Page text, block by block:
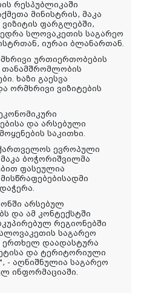
რესპუბლიკაში
მინისტრის, მაკა
ფარგლებში,
სლოვაკეთის საგარეო
იურაი ბლანართან.
ურთიერთობების
თანამშრომლობის
ხაზი გაესვა
ორმხრივი ვიზიტების
და არსებული
საკითხი.
ევროპული
მაკა ბოჭორიშვილმა
ფასეულია
არსებულ
და ამ კონტექსტში
რეგიონებში
საგარეო
ერთხელ დაადასტურა
და ტერიტორიული
- აღნიშნულია საგარეო
ინფორმაციაში.